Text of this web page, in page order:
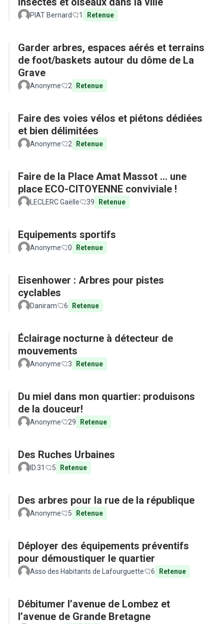
PIAT Bernard 1 Retenue
Garder arbres, espaces aérés et terrains
de foot/baskets autour du dôme de La
Grave
Anonyme 2 Retenue
Faire des voies vélos et piétons dédiées
et bien délimitées
Anonyme 2 Retenue
Faire de la Place Amat Massot ... une
place ECO-CITOYENNE conviviale !
LECLERC Gaëlle 39 Retenue
Equipements sportifs
Anonyme 0 Retenue
Eisenhower : Arbres pour pistes
cyclables
Daniram 6 Retenue
Éclairage nocturne à détecteur de
mouvements
Anonyme 3 Retenue
Du miel dans mon quartier: produisons
de la douceur!
Anonyme 29 Retenue
Des Ruches Urbaines
ID.31 5 Retenue
Des arbres pour la rue de la république
Anonyme 5 Retenue
Déployer des équipements préventifs
pour démoustiquer le quartier
Asso des Habitants de Lafourguette 6 Retenue
Débitumer l’avenue de Lombez et
l’avenue de Grande Bretagne